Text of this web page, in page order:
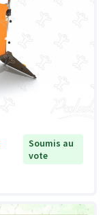
Soumis au
vote